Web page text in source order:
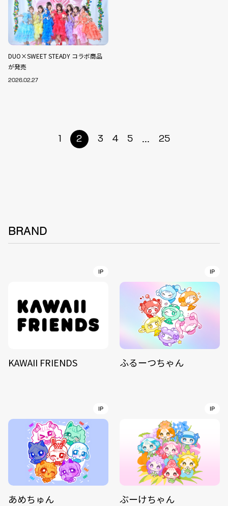
DUO×SWEET STEADY コラボ商品
が発売
2026.02.27
1 2 3 4 5 ... 25
BRAND
IP
KAWAII FRIENDS
IP
ふるーつちゃん
IP
あめちゅん
IP
ぶーけちゃん